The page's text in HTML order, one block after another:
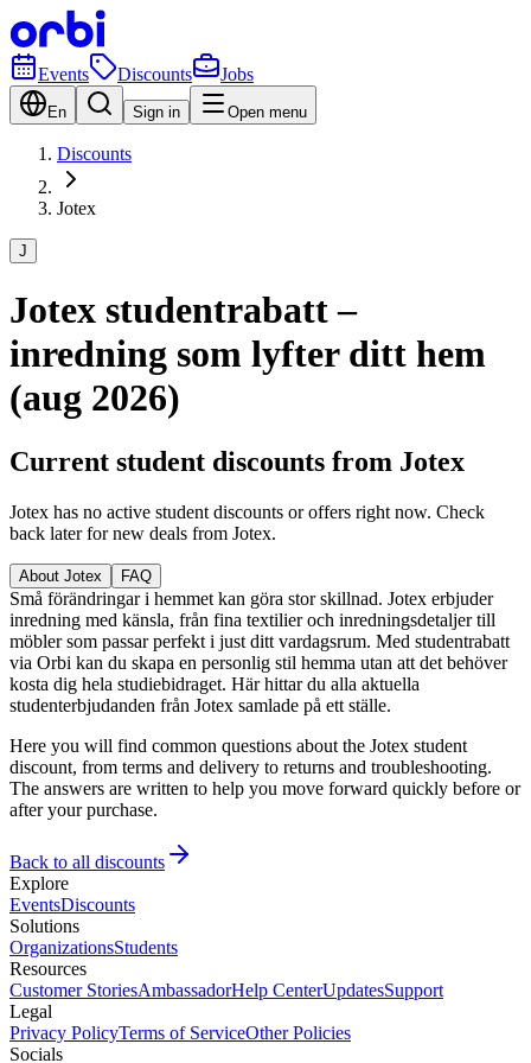
Events Discounts Jobs
En Sign in Open menu
Discounts
Jotex
J
Jotex studentrabatt –
inredning som lyfter ditt hem
(aug 2026)
Current student discounts from Jotex
Jotex has no active student discounts or offers right now. Check
back later for new deals from Jotex.
About Jotex FAQ
Små förändringar i hemmet kan göra stor skillnad. Jotex erbjuder
inredning med känsla, från fina textilier och inredningsdetaljer till
möbler som passar perfekt i just ditt vardagsrum. Med studentrabatt
via Orbi kan du skapa en personlig stil hemma utan att det behöver
kosta dig hela studiebidraget. Här hittar du alla aktuella
studenterbjudanden från Jotex samlade på ett ställe.
Here you will find common questions about the Jotex student
discount, from terms and delivery to returns and troubleshooting.
The answers are written to help you move forward quickly before or
after your purchase.
Back to all discounts
Explore
EventsDiscounts
Solutions
OrganizationsStudents
Resources
Customer StoriesAmbassadorHelp CenterUpdatesSupport
Legal
Privacy PolicyTerms of ServiceOther Policies
Socials